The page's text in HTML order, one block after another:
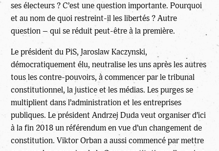
ses électeurs ? C’est une question importante. Pourquoi
et au nom de quoi restreint-il les libertés ? Autre
question – qui se réduit peut-être à la première.
Le président du PiS, Jaroslaw Kaczynski,
démocratiquement élu, neutralise les uns après les autres
tous les contre-pouvoirs, à commencer par le tribunal
constitutionnel, la justice et les médias. Les purges se
multiplient dans l’administration et les entreprises
publiques. Le président Andrzej Duda veut organiser d’ici
à la fin 2018 un référendum en vue d’un changement de
constitution. Viktor Orban a aussi commencé par mettre